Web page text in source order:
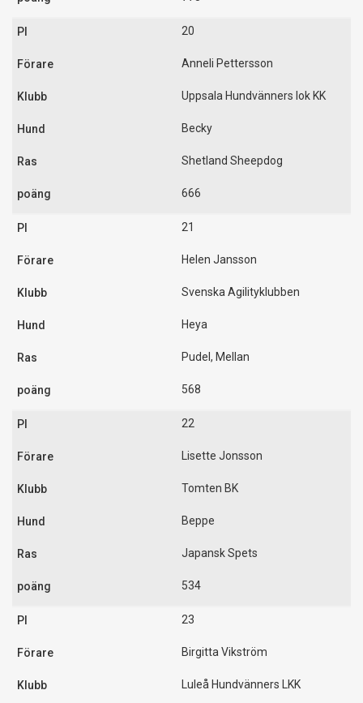
20
Anneli Pettersson
Uppsala Hundvänners lok KK
Becky
Shetland Sheepdog
666
21
Helen Jansson
Svenska Agilityklubben
Heya
Pudel, Mellan
568
22
Lisette Jonsson
Tomten BK
Beppe
Japansk Spets
534
23
Birgitta Vikström
Luleå Hundvänners LKK